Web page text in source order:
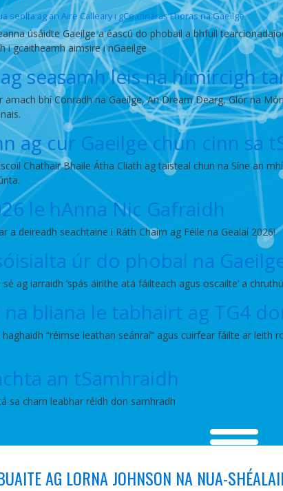
seolta ag an Aire Calleary i gCeannáras Fhoras na Gaeilge
úsáidte Gaeilge a éascú do phobail a bhfuil
i gcaitheamh aimsire i nGaeilge
seasamh leis na himircigh
bhí Conradh na Gaeilge, An Dream Dearg, Glór na
ag cur Gaeilge chun cinn sa
Chathair Bhaile Átha Cliath ag taisteal chun na Síne an
le hAnna Nic Gafraidh
a deireadh seachtaine i Ráth Chairn ag Féile na Gealaí 2026!
úr do phobal na
ag iarraidh ‘spás áirithe atá fáilteach agus oscailte’ a
bliana le tabhairt ag TG4
“réimse leathan seánraí” agus cuirfear fáilte ar leith
an tSamhraidh
sa charn leabhar réidh don samhradh
AG LORNA JOHNSON NA NUA-